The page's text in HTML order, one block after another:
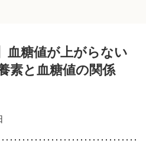
血糖値が上がらない
素と血糖値の関係